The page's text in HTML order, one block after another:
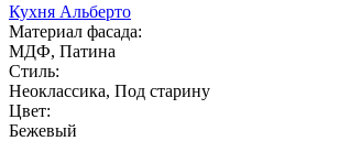
Кухня Альберто
Материал фасада:
МДФ, Патина
Стиль:
Неоклассика, Под старину
Цвет:
Бежевый